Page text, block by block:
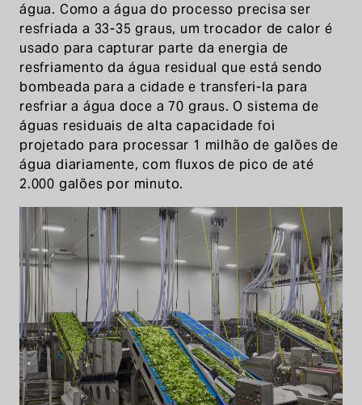
água. Como a água do processo precisa ser
resfriada a 33-35 graus, um trocador de calor é
usado para capturar parte da energia de
resfriamento da água residual que está sendo
bombeada para a cidade e transferi-la para
resfriar a água doce a 70 graus. O sistema de
águas residuais de alta capacidade foi
projetado para processar 1 milhão de galões de
água diariamente, com fluxos de pico de até
2.000 galões por minuto.